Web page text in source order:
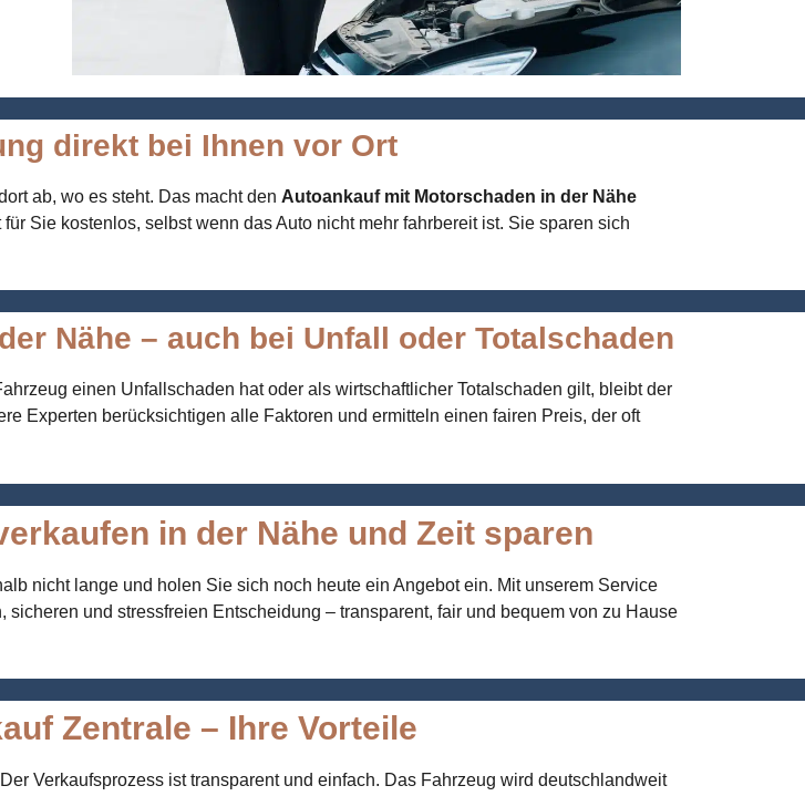
direkt bei Ihnen vor Ort
ab, wo es steht. Das macht den Autoankauf mit Motorschaden in der Nähe
Sie kostenlos, selbst wenn das Auto nicht mehr fahrbereit ist. Sie sparen sich
Nähe – auch bei Unfall oder Totalschaden
einen Unfallschaden hat oder als wirtschaftlicher Totalschaden gilt, bleibt der
Experten berücksichtigen alle Faktoren und ermitteln einen fairen Preis, der oft
in der Nähe und Zeit sparen
nicht lange und holen Sie sich noch heute ein Angebot ein. Mit unserem Service
sicheren und stressfreien Entscheidung – transparent, fair und bequem von zu Hause
Zentrale – Ihre Vorteile
Verkaufsprozess ist transparent und einfach. Das Fahrzeug wird deutschlandweit